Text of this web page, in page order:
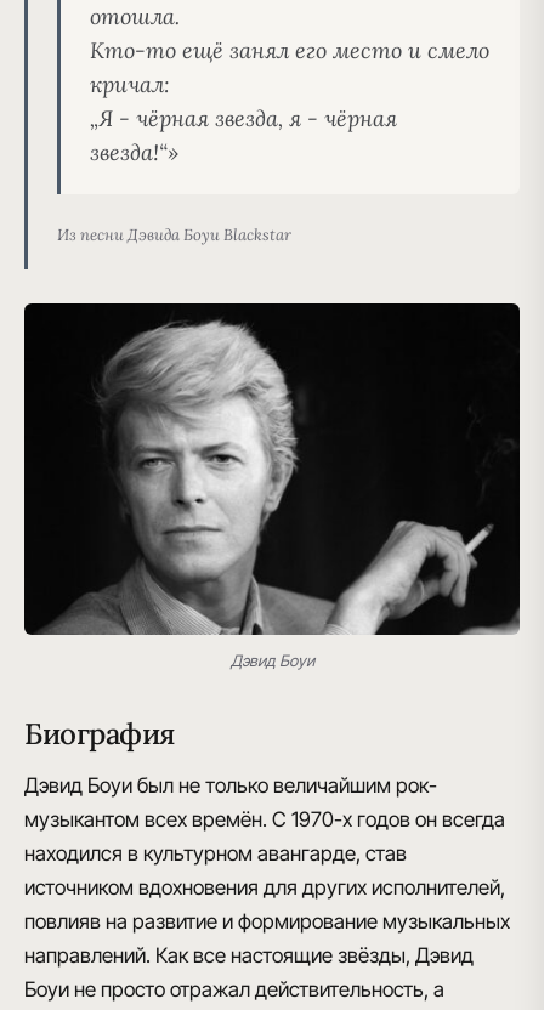
отошла.
Кто-то ещё занял его место и смело
кричал:
„Я - чёрная звезда, я - чёрная
звезда!“»
Из песни Дэвида Боуи Blackstar
Дэвид Боуи
Биография
Дэвид Боуи был не только величайшим рок-
музыкантом всех времён. С 1970-х годов он всегда
находился в культурном авангарде, став
источником вдохновения для других исполнителей,
повлияв на развитие и формирование музыкальных
направлений. Как все настоящие звёзды, Дэвид
Боуи не просто отражал действительность, а